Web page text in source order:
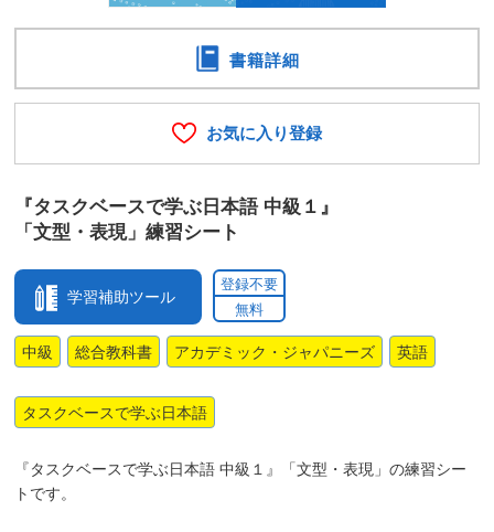
『タスクベースで学ぶ日本語 中級１』
「文型・表現」練習シート
学習補助ツール
登録不要
無料
中級 総合教科書 アカデミック・ジャパニーズ 英語
タスクベースで学ぶ日本語
『タスクベースで学ぶ日本語 中級１』「文型・表現」の練習シー
トです。
書籍詳細
お気に入り登録